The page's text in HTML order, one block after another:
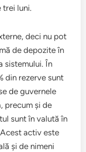
luni.
deci nu pot
de depozite în
sistemului. În
din rezerve sunt
de guvernele
precum și de
sunt în valută în
activ este
și de nimeni